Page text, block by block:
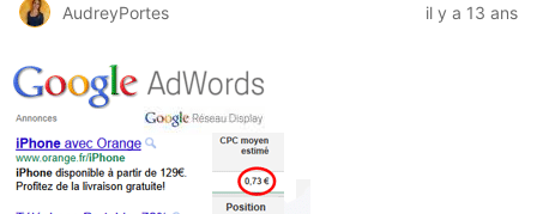
AudreyPortes il y a 13 ans